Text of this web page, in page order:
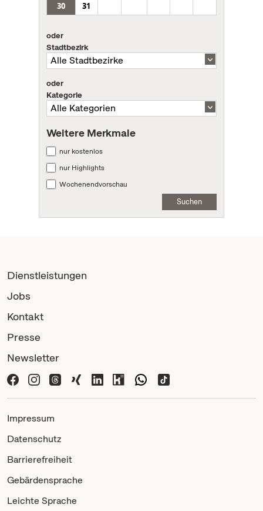
30
31
oder
Stadtbezirk
oder
Kategorie
Weitere Merkmale
nur kostenlos
nur Highlights
Wochenendvorschau
Suchen
Dienstleistungen
Jobs
Kontakt
Presse
Newsletter
Impressum
Datenschutz
Barrierefreiheit
Gebärdensprache
Leichte Sprache